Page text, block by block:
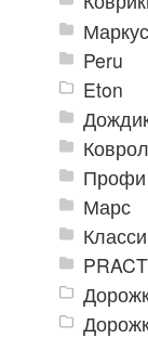
Маркус
Peru
Eton
Профи
Марс